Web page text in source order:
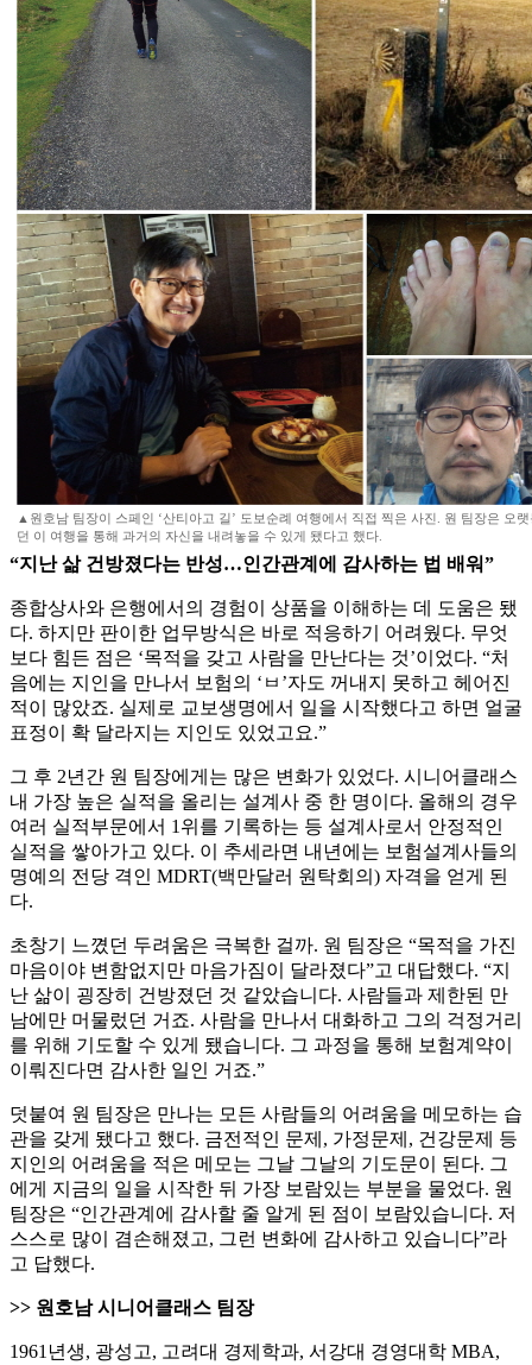
▲원호남 팀장이 스페인 ‘산티아고 길’ 도보순례 여행에서 직접 찍은 사진. 원 팀장은 오
던 이 여행을 통해 과거의 자신을 내려놓을 수 있게 됐다고 했다.
“지난 삶 건방졌다는 반성…인간관계에 감사하는 법 배워”
종합상사와 은행에서의 경험이 상품을 이해하는 데 도움은 됐
다. 하지만 판이한 업무방식은 바로 적응하기 어려웠다. 무엇
보다 힘든 점은 ‘목적을 갖고 사람을 만난다는 것’이었다. “처
음에는 지인을 만나서 보험의 ‘ㅂ’자도 꺼내지 못하고 헤어진
적이 많았죠. 실제로 교보생명에서 일을 시작했다고 하면 얼굴
표정이 확 달라지는 지인도 있었고요.”
그 후 2년간 원 팀장에게는 많은 변화가 있었다. 시니어클래스
내 가장 높은 실적을 올리는 설계사 중 한 명이다. 올해의 경우
여러 실적부문에서 1위를 기록하는 등 설계사로서 안정적인
실적을 쌓아가고 있다. 이 추세라면 내년에는 보험설계사들의
명예의 전당 격인 MDRT(백만달러 원탁회의) 자격을 얻게 된
다.
초창기 느꼈던 두려움은 극복한 걸까. 원 팀장은 “목적을 가진
마음이야 변함없지만 마음가짐이 달라졌다”고 대답했다. “지
난 삶이 굉장히 건방졌던 것 같았습니다. 사람들과 제한된 만
남에만 머물렀던 거죠. 사람을 만나서 대화하고 그의 걱정거리
를 위해 기도할 수 있게 됐습니다. 그 과정을 통해 보험계약이
이뤄진다면 감사한 일인 거죠.”
덧붙여 원 팀장은 만나는 모든 사람들의 어려움을 메모하는 습
관을 갖게 됐다고 했다. 금전적인 문제, 가정문제, 건강문제 등
지인의 어려움을 적은 메모는 그날 그날의 기도문이 된다. 그
에게 지금의 일을 시작한 뒤 가장 보람있는 부분을 물었다. 원
팀장은 “인간관계에 감사할 줄 알게 된 점이 보람있습니다. 저
스스로 많이 겸손해졌고, 그런 변화에 감사하고 있습니다”라
고 답했다.
>> 원호남 시니어클래스 팀장
1961년생, 광성고, 고려대 경제학과, 서강대 경영대학 MBA,